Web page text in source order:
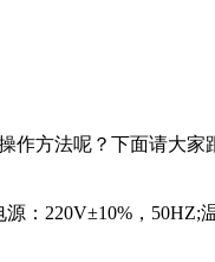
方法呢？下面请大家
220V±10%，50HZ;温